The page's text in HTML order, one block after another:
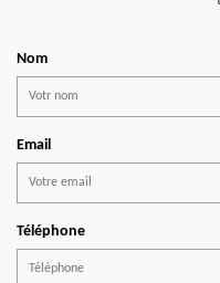
Nom
Email
Téléphone